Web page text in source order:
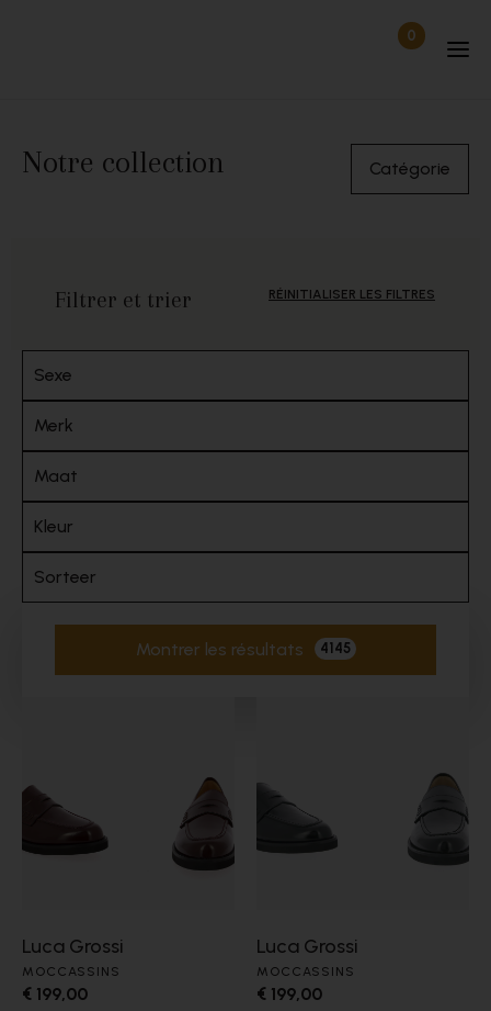
0Articles
Notre collection Catégorie
Filtrer et trier RÉINITIALISER LES FILTRES
Sexe
Merk
Maat
Kleur
Sorteer
Montrer les résultats 4145Filtres actifs
Luca Grossi
MOCCASSINS
€ 199,00
Luca Grossi
MOCCASSINS
€ 199,00